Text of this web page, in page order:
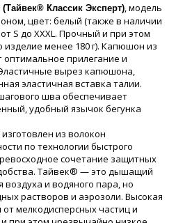
(Тайвек® Классик Эксперт) , модель
цвет: белый (также в наличии
S до XXXL. Прочный и при этом
изделие менее 180 г). Капюшон из
прилегание и
вырез капюшона,
эластичная вставка талии.
шва обеспечивает
удобный язычок бегунка
из волокон
по технологии быстрого
сочетание защитных
Тайвек® — это дышащий
и водяного пара, но
растворов и аэрозоли. Высокая
мелкодисперсных частиц и